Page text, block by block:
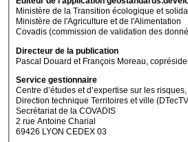
Ministère de la Transition écologique et
Ministère de l'Agriculture et de l'Alimentation
Covadis (commission de validation des
Directeur de la publication
Pascal Douard et François Moreau,
Service gestionnaire
Centre d’études et d’expertise sur les
Direction technique Territoires et ville
Secrétariat de la COVADIS
2 rue Antoine Charial
69426 LYON CEDEX 03